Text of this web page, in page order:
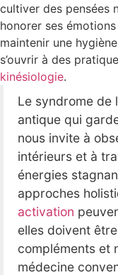
cultiver des pensées
honorer ses émotions
maintenir une
s’ouvrir à des
kinésiologie.
Le syndrome de
antique qui
nous invite à
intérieurs et à
énergies
approches
activation
elles doivent
compléments et
médecine